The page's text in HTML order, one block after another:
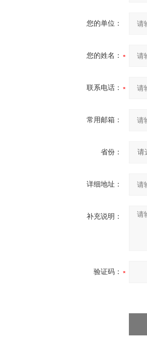
您的单位：
您的姓名：
联系电话：
常用邮箱：
省份：
详细地址：
补充说明：
验证码：